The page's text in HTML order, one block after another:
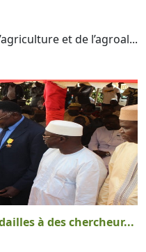
et de l’agroal...
à des chercheur...